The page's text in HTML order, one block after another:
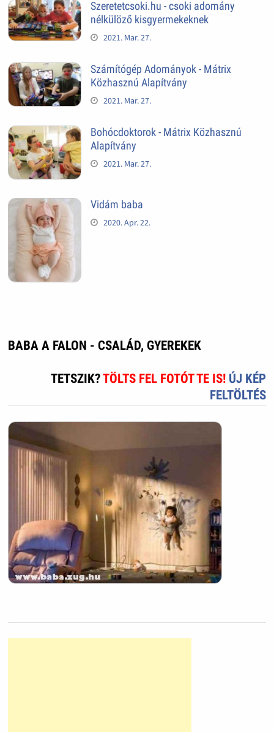
Szeretetcsoki.hu - csoki adomány
nélkülöző kisgyermekeknek
2021. Mar. 27.
Számítógép Adományok - Mátrix
Közhasznú Alapítvány
2021. Mar. 27.
Bohócdoktorok - Mátrix Közhasznú
Alapítvány
2021. Mar. 27.
Vidám baba
2020. Apr. 22.
BABA A FALON - CSALÁD, GYEREKEK
TETSZIK?TÖLTS FEL FOTÓT TE IS! ÚJ KÉP
FELTÖLTÉS